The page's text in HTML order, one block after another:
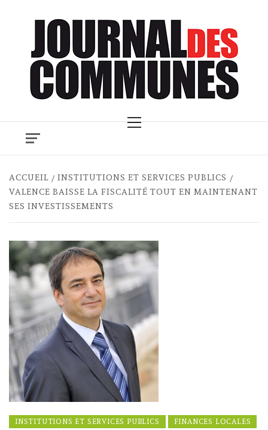
Menu
ACCUEIL
INSTITUTIONS ET SERVICES PUBLICS
VALENCE BAISSE LA FISCALITÉ TOUT EN MAINTENANT
SES INVESTISSEMENTS
INSTITUTIONS ET SERVICES PUBLICS FINANCES LOCALES